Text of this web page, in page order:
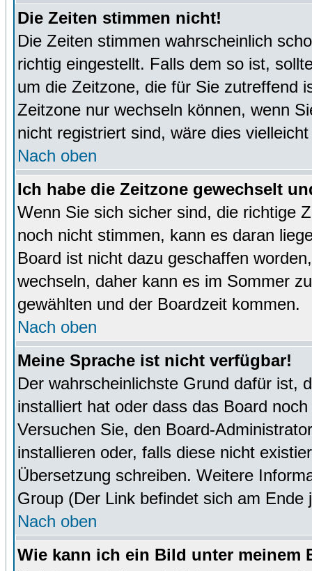
Die Zeiten stimmen nicht!
Die Zeiten stimmen wahrscheinlich
richtig eingestellt. Falls dem so ist,
um die Zeitzone, die für Sie zutreffend
Zeitzone nur wechseln können, wenn
nicht registriert sind, wäre dies
Nach oben
Ich habe die Zeitzone gewechselt
Wenn Sie sich sicher sind, die richtige
noch nicht stimmen, kann es daran
Board ist nicht dazu geschaffen
wechseln, daher kann es im Sommer
gewählten und der Boardzeit kommen.
Nach oben
Meine Sprache ist nicht verfügbar!
Der wahrscheinlichste Grund dafür ist,
installiert hat oder dass das Board
Versuchen Sie, den Board-
installieren oder, falls diese nicht
Übersetzung schreiben. Weitere
Group (Der Link befindet sich am Ende
Nach oben
Wie kann ich ein Bild unter meinem